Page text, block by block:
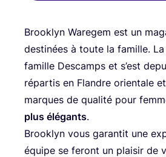
Brook­lyn Ware­gem est un
des­ti­nées à toute la famille.
famille Des­camps et s’est
répar­tis en Flandre orien­tale
marques de qua­li­té pour
plus élé­gants.
Brook­lyn vous garan­tit une
équipe se feront un plai­sir de